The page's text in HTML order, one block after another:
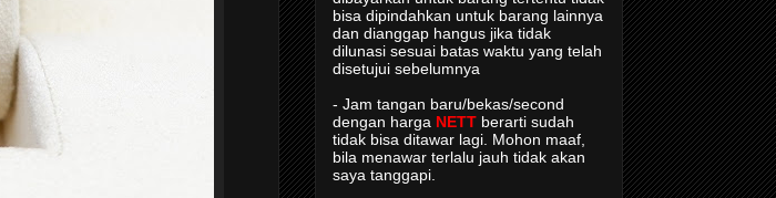
bisa dipindahkan untuk barang lainnya
dan dianggap hangus jika tidak
dilunasi sesuai batas waktu yang telah
disetujui sebelumnya
- Jam tangan baru/bekas/second
dengan harga NETT berarti sudah
tidak bisa ditawar lagi. Mohon maaf,
bila menawar terlalu jauh tidak akan
saya tanggapi.